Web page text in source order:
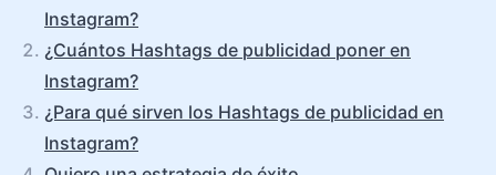
Instagram?
¿Cuántos Hashtags de publicidad poner en
Instagram?
¿Para qué sirven los Hashtags de publicidad en
Instagram?